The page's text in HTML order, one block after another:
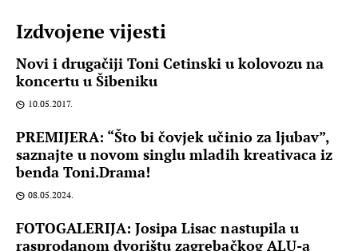
Izdvojene vijesti
Novi i drugačiji Toni Cetinski u kolovozu na
koncertu u Šibeniku
10.05.2017.
PREMIJERA: “Što bi čovjek učinio za ljubav”,
saznajte u novom singlu mladih kreativaca iz
benda Toni.Drama!
08.05.2024.
FOTOGALERIJA: Josipa Lisac nastupila u
rasprodanom dvorištu zagrebačkog ALU-a